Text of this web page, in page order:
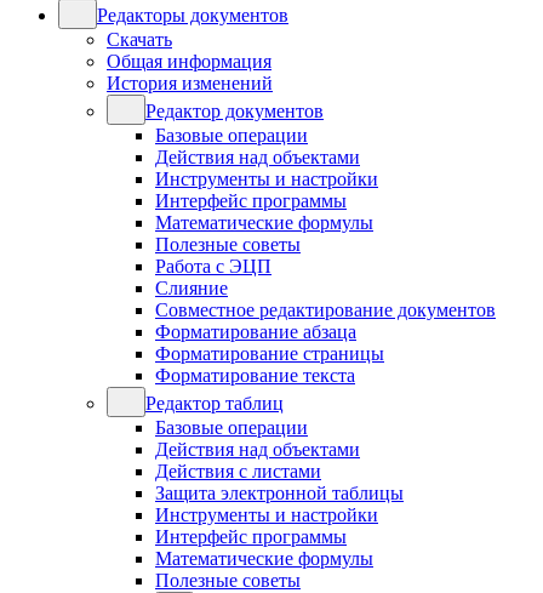
Редакторы документов
Скачать
Общая информация
История изменений
Редактор документов
Базовые операции
Действия над объектами
Инструменты и настройки
Интерфейс программы
Математические формулы
Полезные советы
Работа с ЭЦП
Слияние
Совместное редактирование документов
Форматирование абзаца
Форматирование страницы
Форматирование текста
Редактор таблиц
Базовые операции
Действия над объектами
Действия с листами
Защита электронной таблицы
Инструменты и настройки
Интерфейс программы
Математические формулы
Полезные советы